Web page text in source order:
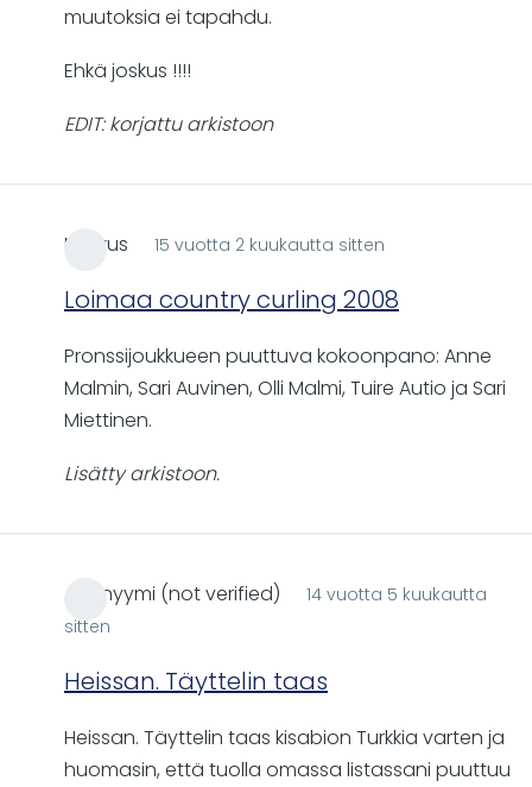
muutoksia ei tapahdu.
Ehkä joskus !!!!
EDIT: korjattu arkistoon
Markus 15 vuotta 2 kuukautta sitten
Loimaa country curling 2008
Pronssijoukkueen puuttuva kokoonpano: Anne
Malmin, Sari Auvinen, Olli Malmi, Tuire Autio ja Sari
Miettinen.
Lisätty arkistoon.
Anonyymi (not verified)
14 vuotta 5 kuukautta
sitten
Heissan. Täyttelin taas
Heissan. Täyttelin taas kisabion Turkkia varten ja
huomasin, että tuolla omassa listassani puuttuu